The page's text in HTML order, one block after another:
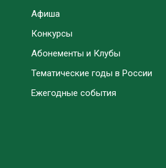
Афиша
Конкурсы
Абонементы и Клубы
Тематические годы в России
Ежегодные события